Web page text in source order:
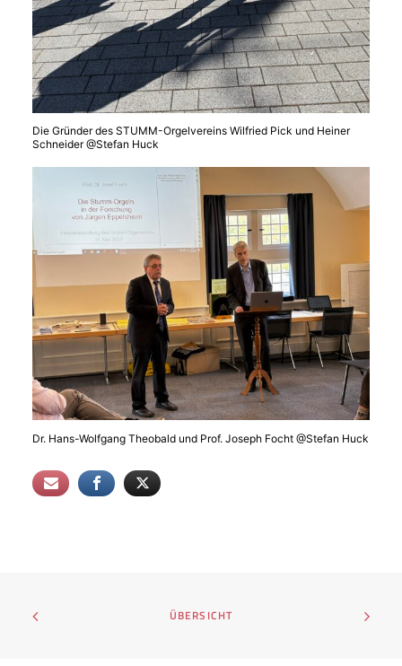
Die Gründer des STUMM-Orgelvereins Wilfried Pick und Heiner
Schneider @Stefan Huck
Dr. Hans-Wolfgang Theobald und Prof. Joseph Focht @Stefan Huck
ÜBERSICHT